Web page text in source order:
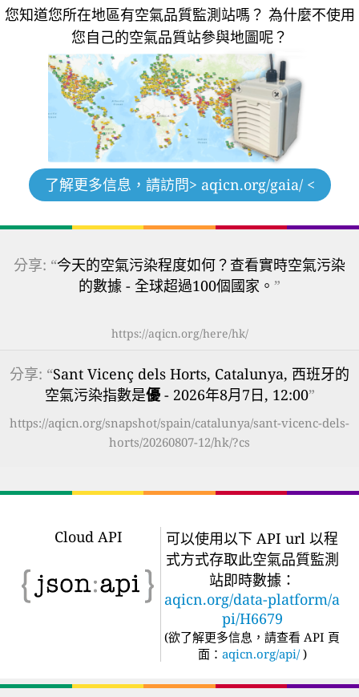
您知道您所在地區有空氣品質監測站嗎？ 為什麼不使用
您自己的空氣品質站參與地圖呢？
了解更多信息，請訪問> aqicn.org/gaia/ <
分享: “今天的空氣污染程度如何？查看實時空氣污染
的數據 - 全球超過100個國家。 ”
https://aqicn.org/here/hk/
分享: “Sant Vicenç dels Horts, Catalunya, 西班牙的
空氣污染指數是優- 2026年8月7日, 12:00”
https://aqicn.org/snapshot/spain/catalunya/sant-vicenc-dels-
horts/20260807-12/hk/?cs
Cloud API
可以使用以下 API url 以程
式方式存取此空氣品質監測
站即時數據：
aqicn.org/data-platform/a
pi/H6679
(欲了解更多信息，請查看 API 頁
面： aqicn.org/api/ )